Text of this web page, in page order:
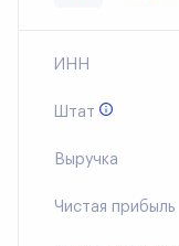
ИНН
Штат
Выручка
Чистая прибыль